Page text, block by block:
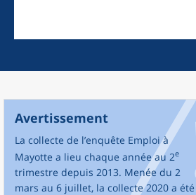
Avertissement
La collecte de l’enquête Emploi à
Mayotte a lieu chaque année au 2e
trimestre depuis 2013. Menée du 2
mars au 6 juillet, la collecte 2020 a été